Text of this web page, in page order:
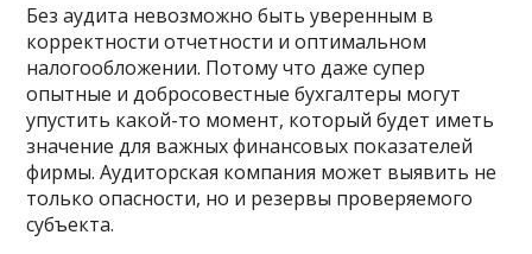
Без аудита невозможно быть уверенным в
корректности отчетности и оптимальном
налогообложении. Потому что даже супер
опытные и добросовестные бухгалтеры могут
упустить какой-то момент, который будет иметь
значение для важных финансовых показателей
фирмы. Аудиторская компания может выявить не
только опасности, но и резервы проверяемого
субъекта.